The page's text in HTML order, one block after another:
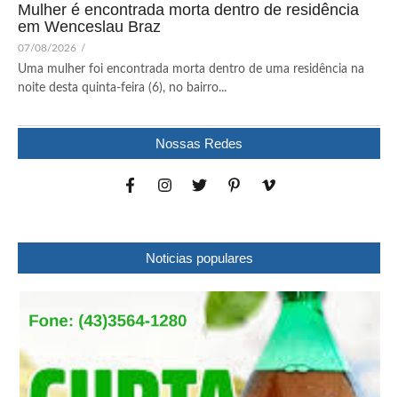
Mulher é encontrada morta dentro de residência
em Wenceslau Braz
07/08/2026 /
Uma mulher foi encontrada morta dentro de uma residência na
noite desta quinta-feira (6), no bairro...
Nossas Redes
Noticias populares